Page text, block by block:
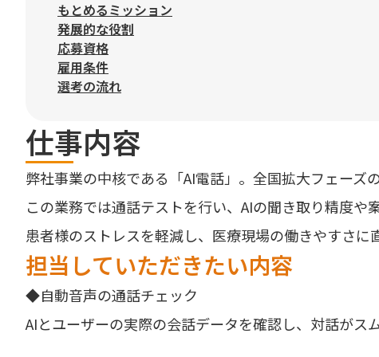
もとめるミッション
発展的な役割
応募資格
雇用条件
選考の流れ
仕事内容
弊社事業の中核である「AI電話」。全国拡大フェーズ
この業務では通話テストを行い、AIの聞き取り精度や
患者様のストレスを軽減し、医療現場の働きやすさに
担当していただきたい内容
◆自動音声の通話チェック
AIとユーザーの実際の会話データを確認し、対話がス